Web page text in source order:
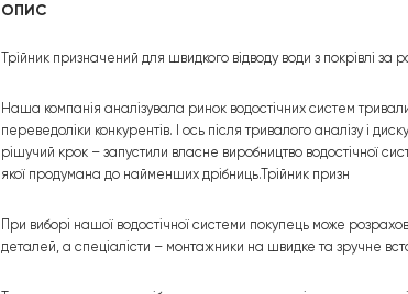
ОПИС
Трійник призначений для швидкого відводу води з покрівлі за
Наша компанія аналізувала ринок водостічних систем
переведоліки конкурентів. І ось після тривалого аналізу і
рішучий крок – запустили власне виробництво водостічної
якої продумана до найменших дрібниць.Трійник призн
При виборі нашої водостічної системи покупець може
деталей, а спеціалісти – монтажники на швидке та зручне